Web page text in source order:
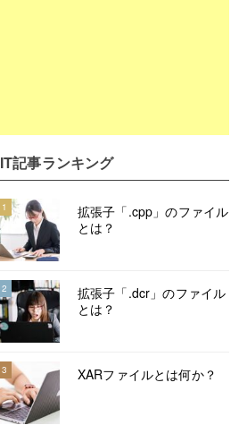
IT記事ランキング
1
拡張子「.cpp」のファイル
とは？
2
拡張子「.dcr」のファイル
とは？
3 XARファイルとは何か？